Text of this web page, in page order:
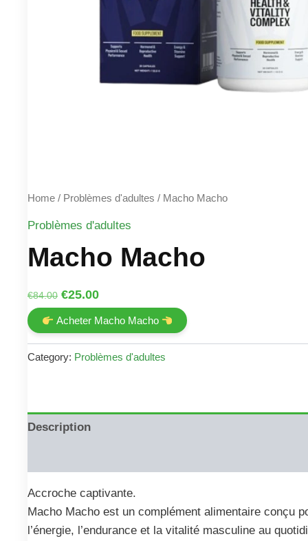
Home / Problèmes d'adultes / Macho Macho
Problèmes d'adultes
Macho Macho
€84.00 Original
price
was:
€84.00.
€25.00Current
price
is:
€25.00.
Acheter Macho Macho
Category: Problèmes d'adultes
Description
Accroche captivante.
Macho Macho est un complément alimentaire conçu
l’énergie, l’endurance et la vitalité masculine au